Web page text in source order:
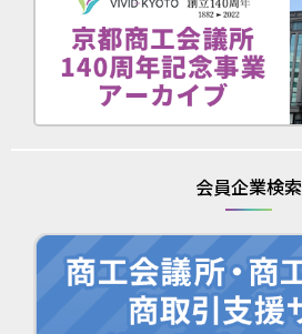
会員企業検索